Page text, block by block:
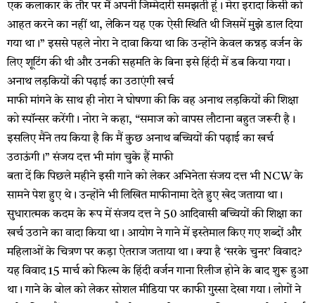
एक कलाकार के तौर पर मैं अपनी जिम्मेदारी समझती हूं। मेरा इरादा किसी को
आहत करने का नहीं था, लेकिन यह एक ऐसी स्थिति थी जिसमें मुझे डाल दिया
गया था।” इससे पहले नोरा ने दावा किया था कि उन्होंने केवल कन्नड़ वर्जन के
लिए शूटिंग की थी और उनकी सहमति के बिना इसे हिंदी में डब किया गया।
अनाथ लड़कियों की पढ़ाई का उठाएंगी खर्च
माफी मांगने के साथ ही नोरा ने घोषणा की कि वह अनाथ लड़कियों की शिक्षा
को स्पॉन्सर करेंगी। नोरा ने कहा, “समाज को वापस लौटाना बहुत जरूरी है।
इसलिए मैंने तय किया है कि मैं कुछ अनाथ बच्चियों की पढ़ाई का खर्च
उठाऊंगी।” संजय दत्त भी मांग चुके हैं माफी
बता दें कि पिछले महीने इसी गाने को लेकर अभिनेता संजय दत्त भी NCW के
सामने पेश हुए थे। उन्होंने भी लिखित माफीनामा देते हुए खेद जताया था।
सुधारात्मक कदम के रूप में संजय दत्त ने 50 आदिवासी बच्चियों की शिक्षा का
खर्च उठाने का वादा किया था। आयोग ने गाने में इस्तेमाल किए गए शब्दों और
महिलाओं के चित्रण पर कड़ा ऐतराज जताया था। क्या है ‘सरके चुनर’ विवाद?
यह विवाद 15 मार्च को फिल्म के हिंदी वर्जन गाना रिलीज होने के बाद शुरू हुआ
था। गाने के बोल को लेकर सोशल मीडिया पर काफी गुस्सा देखा गया। लोगों ने